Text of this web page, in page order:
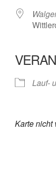
Lauf-
Karte nicht